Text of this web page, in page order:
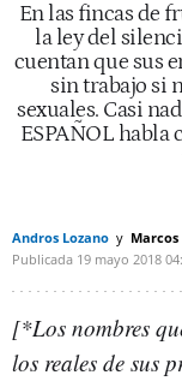
En las fincas de
la ley del
cuentan que sus
sin trabajo si
sexuales. Casi
ESPAÑOL habla
Andros Lozano
Publicada 19 mayo 2018
[*Los nombres
los reales de sus